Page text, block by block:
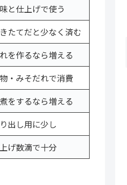
と仕上げで使う
たてだと少なく済む
を作るなら増える
・みそだれで消費
をするなら増える
出し用に少し
げ数滴で十分